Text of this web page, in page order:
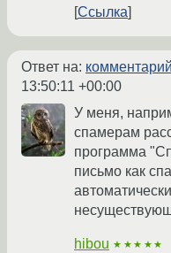
Ссылка
Ответ на: комментарий
13:50:11 +00:00
У меня,
спамерам
программа
письмо как
hibou ★★★★★